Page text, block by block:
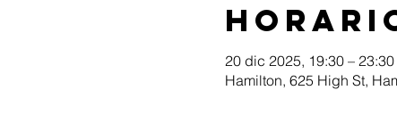
20 dic 2025, 19:30 – 23:30
Hamilton, 625 High St,